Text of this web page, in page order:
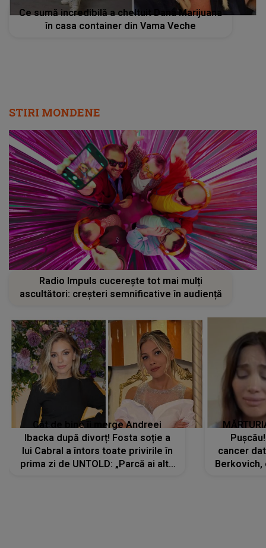
Ce sumă incredibilă a cheltuit Dana Marijuana
în casa container din Vama Veche
STIRI MONDENE
Radio Impuls cucerește tot mai mulți
ascultători: creșteri semnificative în audiență
Cât de bine îi merge Andreei
Ibacka după divorț! Fosta soție a
lui Cabral a întors toate privirile în
prima zi de UNTOLD: „Parcă ai altă
cancer